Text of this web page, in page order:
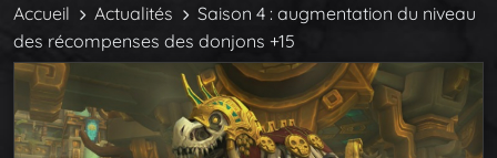
Accueil Actualités
Saison 4 : augmentation du niveau
des récompenses des donjons +15